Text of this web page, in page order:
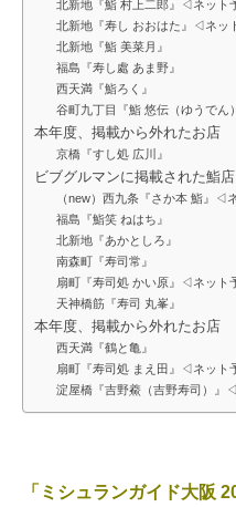
北新地『鮨 村上二郎』◁ネット
北新地『寿し おおはた』◁ネッ
北新地『鮨 美菜月』
福島『寿し處 あま野』
西天満『鮨ろく』
谷町九丁目『鮨 悠伝（ゆうで
本年度、掲載から外れたお店
京橋『すし処 広川』
ビブグルマンに掲載された鮨店
（new）西九条『さか本 鮨』◁
福島『鮨笑 ねはち』
北新地『あかとしろ』
南森町『寿司常』
扇町『寿司処 かい原』◁ネット
天神橋筋『寿司 丸峯』
本年度、掲載から外れたお店
西天満『鶴と亀』
扇町『寿司処 まえ田』◁ネット
淀屋橋『吉野鯗（吉野寿司）』
「ミシュランガイド大阪